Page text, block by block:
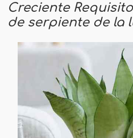
Creciente
de serpiente de la